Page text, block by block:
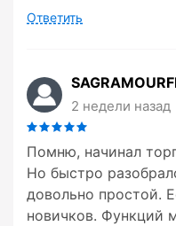
Ответить
2 недели назад
Помню, начинал
Но быстро
довольно простой.
новичков. Функций